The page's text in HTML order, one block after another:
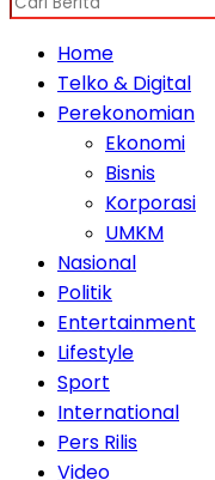
Home
Telko & Digital
Perekonomian
Ekonomi
Bisnis
Korporasi
UMKM
Nasional
Politik
Entertainment
Lifestyle
Sport
International
Pers Rilis
Video